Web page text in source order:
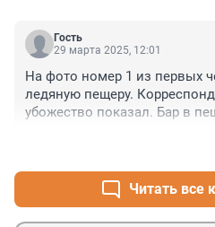
Гость
29 марта 2025, 12:01
На фото номер 1 из первых
ледяную пещеру.
убожество показал. Бар в
посетителей и так и норовят
была в восторге от
Читать все